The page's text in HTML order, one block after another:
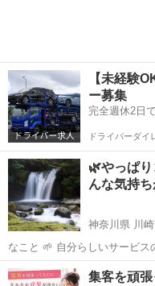
【未経験
ー募集
完全週休2日
ドライバーダイ
🌿やっぱ
んな気持
神奈川県 川
なこと 🌱 自分らしいサービス
お話…
神奈川 川崎市 セミナー
集客を頑